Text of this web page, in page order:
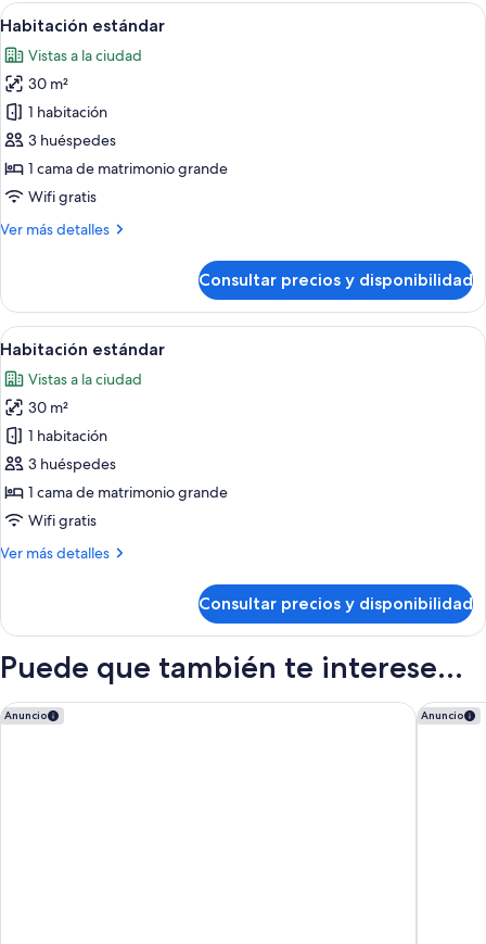
Abrir
todas
las
fotos
de
Habitación
estándar
Una habitación de hotel moderna
5
Habitación estándar
Vistas a la ciudad
30 m²
1 habitación
3 huéspedes
1 cama de matrimonio grande
Wifi gratis
Ver más detalles
Más
estándar
Consultar precios y disponibilidad
Abrir
todas
las
fotos
de
Habitación
estándar
Una habitación de hotel moderna
7
Habitación estándar
Vistas a la ciudad
30 m²
1 habitación
3 huéspedes
1 cama de matrimonio grande
Wifi gratis
Ver más detalles
Más
estándar
Consultar precios y disponibilidad
Puede que también te interese...
Anuncio
Nest Hotel Paris la Défense - MGallery Collection Anuncio
Dolce